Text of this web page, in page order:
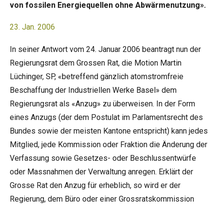
von fossilen Energiequellen ohne Abwärmenutzung».
23. Jan. 2006
In seiner Antwort vom 24. Januar 2006 beantragt nun der
Regierungsrat dem Grossen Rat, die Motion Martin
Lüchinger, SP, «betreffend gänzlich atomstromfreie
Beschaffung der Industriellen Werke Basel» dem
Regierungsrat als «Anzug» zu überweisen. In der Form
eines Anzugs (der dem Postulat im Parlamentsrecht des
Bundes sowie der meisten Kantone entspricht) kann jedes
Mitglied, jede Kommission oder Fraktion die Änderung der
Verfassung sowie Gesetzes- oder Beschlussentwürfe
oder Massnahmen der Verwaltung anregen. Erklärt der
Grosse Rat den Anzug für erheblich, so wird er der
Regierung, dem Büro oder einer Grossratskommission